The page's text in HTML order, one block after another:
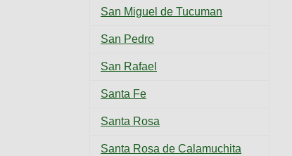
San Miguel de Tucuman
San Pedro
San Rafael
Santa Fe
Santa Rosa
Santa Rosa de Calamuchita